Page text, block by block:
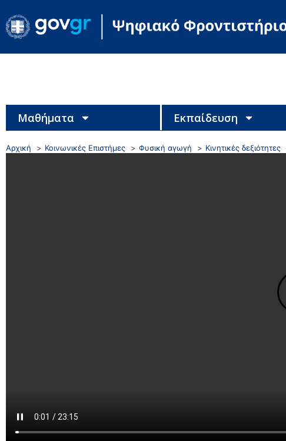
Μαθήματα Εκπαίδευση
Αρχική Κοινωνικές Επιστήμες Φυσική αγωγή Κινητικές δεξιότητες